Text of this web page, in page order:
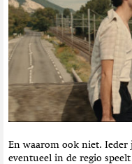
t
i
e
En waarom ook niet.
eventueel in de regio